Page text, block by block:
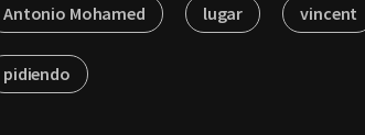
Antonio Mohamed lugar vincent
pidiendo